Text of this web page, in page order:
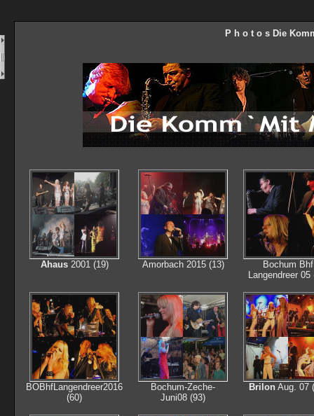
P h o t o s Die
Ahaus2001 (19) Amorbach 2015 (13)
Bochum Bhf
Langendreer 05
BOBhfLangendreer2016
(60)
Bochum-Zeche-
Juni08 (93)
Brilon Aug. 07